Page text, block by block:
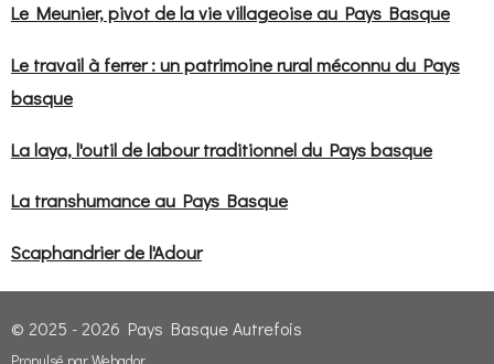
Le Meunier, pivot de la vie villageoise au Pays Basque
Le travail à ferrer : un patrimoine rural méconnu du Pays
basque
La laya, l'outil de labour traditionnel du Pays basque
La transhumance au Pays Basque
Scaphandrier de l'Adour
© 2025 - 2026 Pays Basque Autrefois